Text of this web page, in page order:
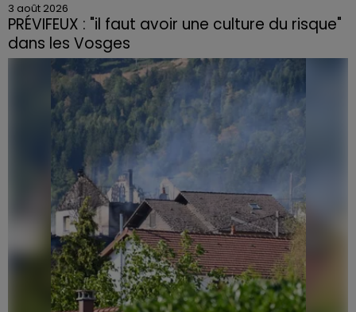
3 août 2026
PRÉVIFEUX : "il faut avoir une culture du risque"
dans les Vosges